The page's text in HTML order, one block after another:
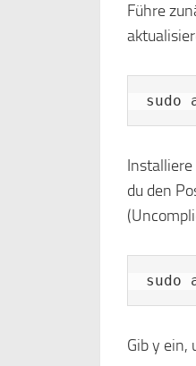
Führe
sudo
du den
sudo
Gib y